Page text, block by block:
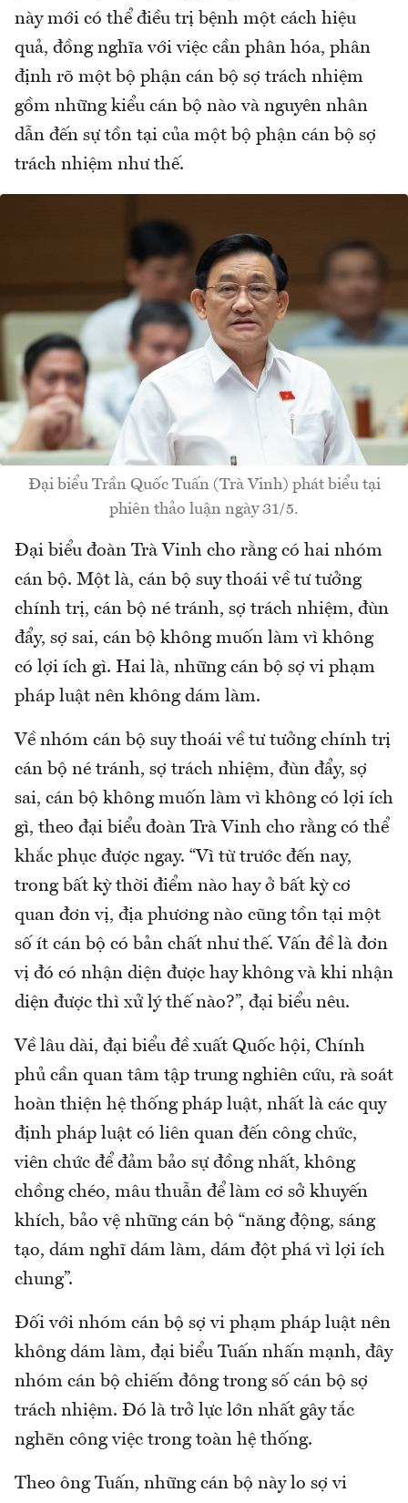
này mới có thể điều trị bệnh một cách hiệu
quả, đồng nghĩa với việc cần phân hóa, phân
định rõ một bộ phận cán bộ sợ trách nhiệm
gồm những kiểu cán bộ nào và nguyên nhân
dẫn đến sự tồn tại của một bộ phận cán bộ sợ
trách nhiệm như thế.
Đại biểu Trần Quốc Tuấn (Trà Vinh) phát biểu tại
phiên thảo luận ngày 31/5.
Đại biểu đoàn Trà Vinh cho rằng có hai nhóm
cán bộ. Một là, cán bộ suy thoái về tư tưởng
chính trị, cán bộ né tránh, sợ trách nhiệm, đùn
đẩy, sợ sai, cán bộ không muốn làm vì không
có lợi ích gì. Hai là, những cán bộ sợ vi phạm
pháp luật nên không dám làm.
Về nhóm cán bộ suy thoái về tư tưởng chính trị
cán bộ né tránh, sợ trách nhiệm, đùn đẩy, sợ
sai, cán bộ không muốn làm vì không có lợi ích
gì, theo đại biểu đoàn Trà Vinh cho rằng có thể
khắc phục được ngay. “Vì từ trước đến nay,
trong bất kỳ thời điểm nào hay ở bất kỳ cơ
quan đơn vị, địa phương nào cũng tồn tại một
số ít cán bộ có bản chất như thế. Vấn đề là đơn
vị đó có nhận diện được hay không và khi nhận
diện được thì xử lý thế nào?”, đại biểu nêu.
Về lâu dài, đại biểu đề xuất Quốc hội, Chính
phủ cần quan tâm tập trung nghiên cứu, rà soát
hoàn thiện hệ thống pháp luật, nhất là các quy
định pháp luật có liên quan đến công chức,
viên chức để đảm bảo sự đồng nhất, không
chồng chéo, mâu thuẫn để làm cơ sở khuyến
khích, bảo vệ những cán bộ “năng động, sáng
tạo, dám nghĩ dám làm, dám đột phá vì lợi ích
chung”.
Đối với nhóm cán bộ sợ vi phạm pháp luật nên
không dám làm, đại biểu Tuấn nhấn mạnh, đây
nhóm cán bộ chiếm đông trong số cán bộ sợ
trách nhiệm. Đó là trở lực lớn nhất gây tắc
nghẽn công việc trong toàn hệ thống.
Theo ông Tuấn, những cán bộ này lo sợ vi